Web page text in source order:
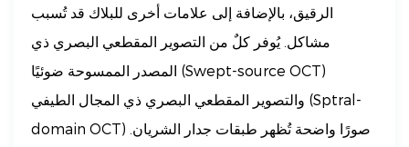
الرقيق، بالإضافة إلى علامات أخرى للبلاك قد تُسبب
مشاكل. يُوفر كلٌ من التصوير المقطعي البصري ذي
المصدر الممسوحة ضوئيًا (Swept-source OCT)
والتصوير المقطعي البصري ذي المجال الطيفي (Sptral-
domain OCT) صورًا واضحة تُظهر طبقات جدار الشريان.